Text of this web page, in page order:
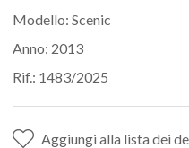
Modello: Scenic
Anno: 2013
Rif.: 1483/2025
Aggiungi alla lista dei